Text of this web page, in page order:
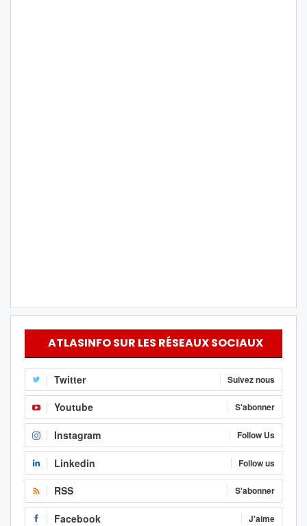
ATLASINFO SUR LES RÉSEAUX SOCIAUX
Twitter Suivez nous
Youtube S'abonner
Instagram Follow Us
Linkedin Follow us
RSS S'abonner
Facebook J'aime